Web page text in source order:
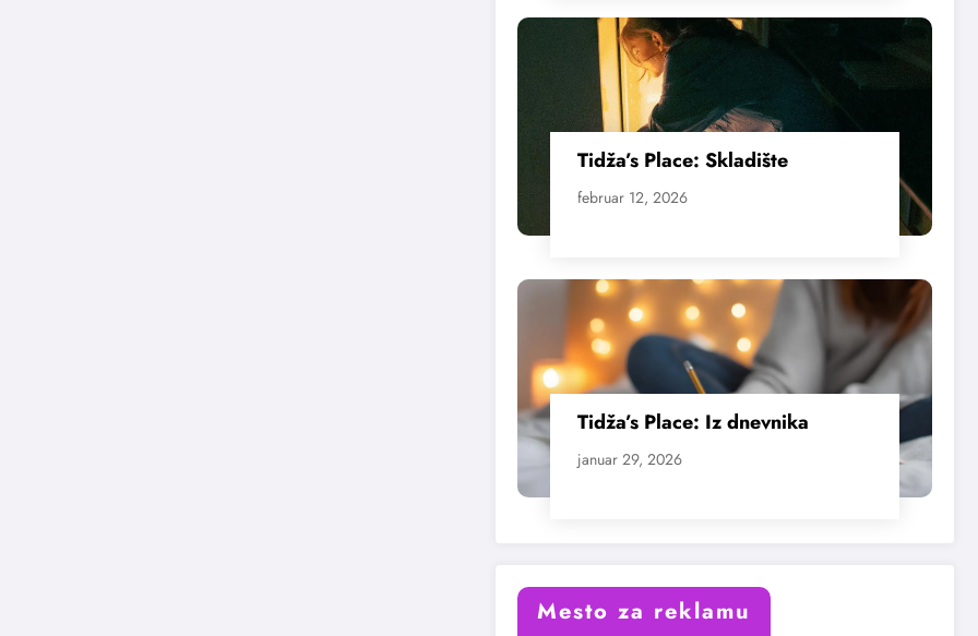
Tidža’s Place: Skladište
februar 12, 2026
Tidža’s Place: Iz dnevnika
januar 29, 2026
Mesto za reklamu